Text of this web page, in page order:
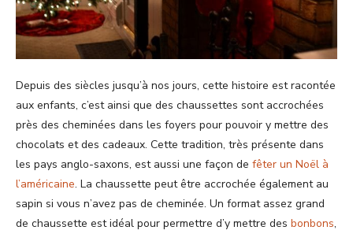
Depuis des siècles jusqu’à nos jours, cette histoire est racontée
aux enfants, c’est ainsi que des chaussettes sont accrochées
près des cheminées dans les foyers pour pouvoir y mettre des
chocolats et des cadeaux. Cette tradition, très présente dans
les pays anglo-saxons, est aussi une façon de fêter un Noël à
l’américaine. La chaussette peut être accrochée également au
sapin si vous n’avez pas de cheminée. Un format assez grand
de chaussette est idéal pour permettre d’y mettre des bonbons,